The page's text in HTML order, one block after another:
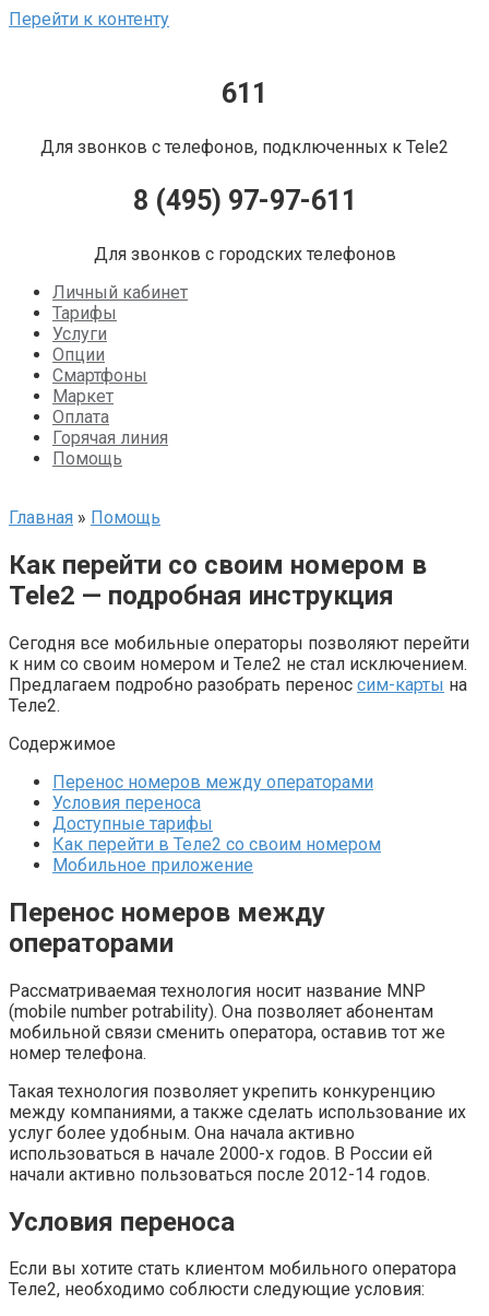
Перейти к контенту
611
Для звонков с телефонов, подключенных к Tele2
8 (495) 97-97-611
Для звонков с городских телефонов
Личный кабинет
Тарифы
Услуги
Опции
Смартфоны
Маркет
Оплата
Горячая линия
Помощь
Главная » Помощь
Как перейти со своим номером в
Tele2 — подробная инструкция
Сегодня все мобильные операторы позволяют перейти
к ним со своим номером и Теле2 не стал исключением.
Предлагаем подробно разобрать перенос сим-карты на
Теле2.
Содержимое
Перенос номеров между операторами
Условия переноса
Доступные тарифы
Как перейти в Теле2 со своим номером
Мобильное приложение
Перенос номеров между
операторами
Рассматриваемая технология носит название MNP
(mobile number potrability). Она позволяет абонентам
мобильной связи сменить оператора, оставив тот же
номер телефона.
Такая технология позволяет укрепить конкуренцию
между компаниями, а также сделать использование их
услуг более удобным. Она начала активно
использоваться в начале 2000-х годов. В России ей
начали активно пользоваться после 2012-14 годов.
Условия переноса
Если вы хотите стать клиентом мобильного оператора
Теле2, необходимо соблюсти следующие условия: